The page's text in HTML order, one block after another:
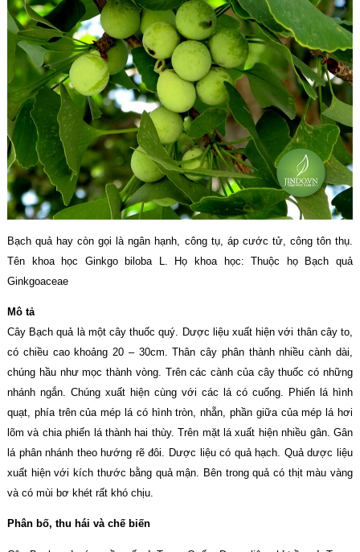
Bạch quả hay còn gọi là ngân hạnh, công tụ, áp cước tử, công tôn thụ.
Tên khoa học Ginkgo biloba L. Họ khoa học: Thuộc họ Bạch quả
Ginkgoaceae
Mô tả
Cây Bạch quả là một cây thuốc quý. Dược liệu xuất hiện với thân cây to,
có chiều cao khoảng 20 – 30cm. Thân cây phân thành nhiều cành dài,
chúng hầu như mọc thành vòng. Trên các cành của cây thuốc có những
nhánh ngắn. Chúng xuất hiện cùng với các lá có cuống. Phiến lá hình
quạt, phía trên của mép lá có hình tròn, nhẵn, phần giữa của mép lá hơi
lõm và chia phiến lá thành hai thùy. Trên mặt lá xuất hiện nhiều gân. Gân
lá phân nhánh theo hướng rẽ đôi. Dược liệu có quả hạch. Quả dược liệu
xuất hiện với kích thước bằng quả mận. Bên trong quả có thịt màu vàng
và có mùi bơ khét rất khó chịu.
Phân bố, thu hái và chế biến